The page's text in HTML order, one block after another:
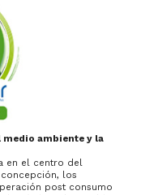
medio ambiente y la
el centro del
los
post consumo